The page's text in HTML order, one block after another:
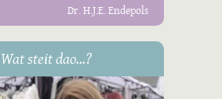
Dr. H.J.E. Endepols
Wat steit dao...?